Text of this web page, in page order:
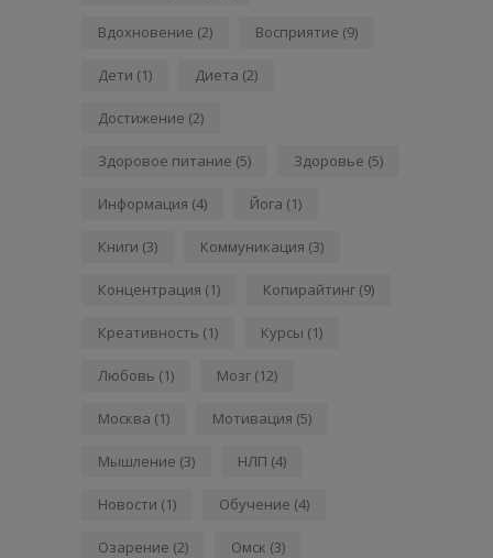
Вдохновение (2) Восприятие (9)
Дети (1) Диета (2)
Достижение (2)
Здоровое питание (5) Здоровье (5)
Информация (4) Йога (1)
Книги (3) Коммуникация (3)
Концентрация (1) Копирайтинг (9)
Креативность (1) Курсы (1)
Любовь (1) Мозг (12)
Москва (1) Мотивация (5)
Мышление (3) НЛП (4)
Новости (1) Обучение (4)
Озарение (2) Омск (3)